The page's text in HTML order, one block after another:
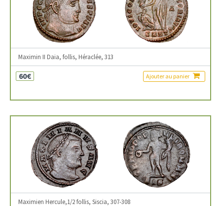
Maximin II Daia, follis, Héraclée, 313
60€ Ajouter au panier
Maximien Hercule,1/2 follis, Siscia, 307-308